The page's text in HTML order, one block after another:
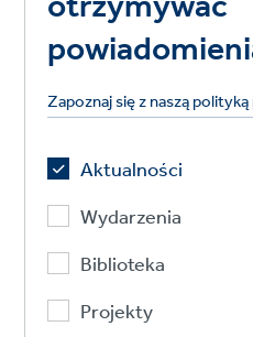
Zapoznaj się z naszą
Aktualności
Wydarzenia
Biblioteka
Projekty